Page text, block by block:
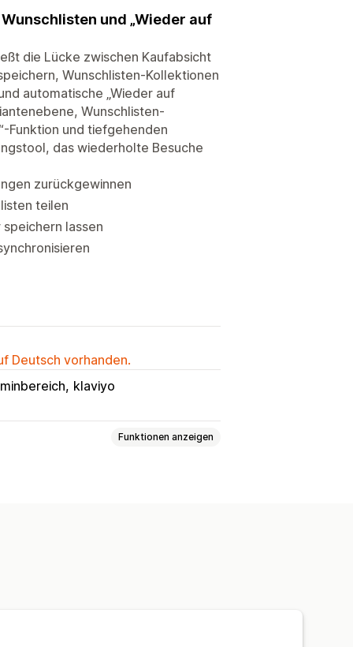
und „Wieder auf
die Lücke zwischen Kaufabsicht
Wunschlisten-Kollektionen
automatische „Wieder auf
Wunschlisten-
Funktion und tiefgehenden
das wiederholte Besuche
zurückgewinnen
teilen
lassen
Deutsch vorhanden.
klaviyo
Funktionen anzeigen